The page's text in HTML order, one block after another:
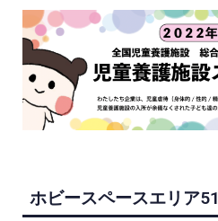
ホビースペースエリア